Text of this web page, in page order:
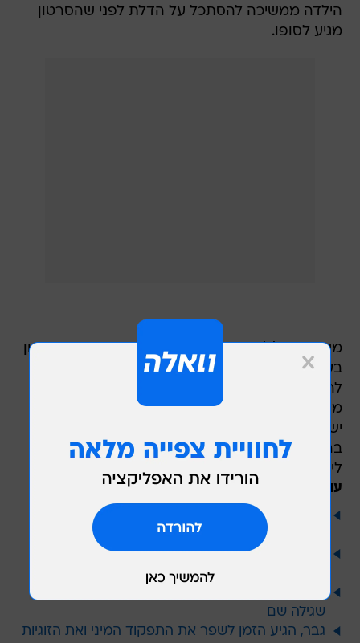
הילדה ממשיכה להסתכל על הדלת לפני שהסרטון
מגיע לסופו.
משתמש Reddit בשם eldodo14 שיתף את הסרטון
בערוץ שמוקדש לרוחות ותופעות על טבעיות וניסה
להסביר מה רואים בסרטון: "כולם ישנו בבית, אבל
משהו אמר לי לבדוק את המוניטור של הילדה. היא
ישנה, ואז התיישבה והסתכלה על הדלת. הרעש
ברקע זה של המכשיר שעושה רעשים שעוזרים לה
לישון. אחרי 10 שניות יש רעש מוזר".
עוד בנושא:
האם הביטה במוניטור וגילתה דמות מסתורית בחדר
ראתה תינוק רפאים במוניטור של בנה - אבל לא
תאמינו מה היא גילתה למחרת
שגילה שם
גבר, הגיע הזמן לשפר את התפקוד המיני ואת הזוגיות